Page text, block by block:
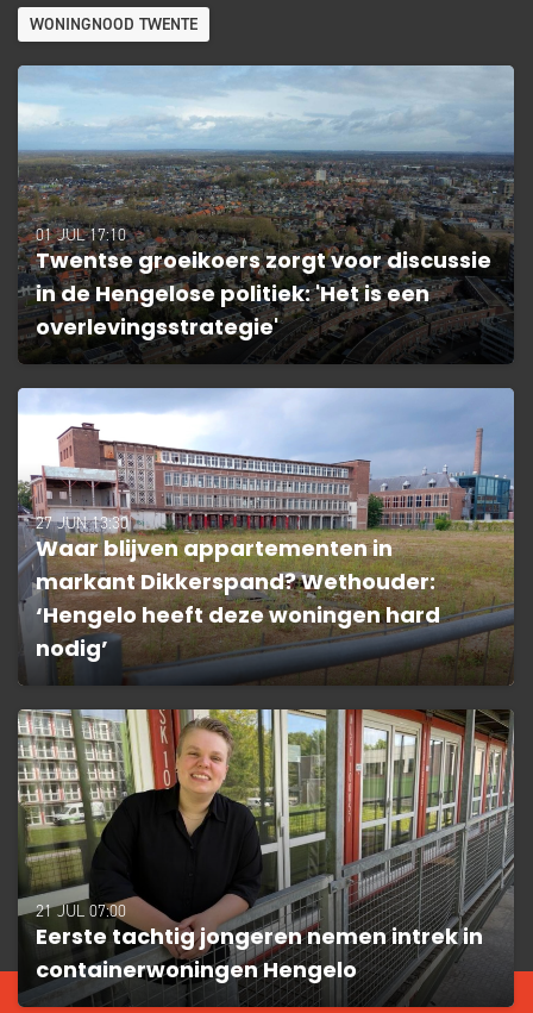
WONINGNOOD TWENTE
01 JUL 17:10
Twentse groeikoers zorgt voor discussie
in de Hengelose politiek: 'Het is een
overlevingsstrategie'
27 JUN 13:30
Waar blijven appartementen in
markant Dikkerspand? Wethouder:
‘Hengelo heeft deze woningen hard
nodig’
21 JUL 07:00
Eerste tachtig jongeren nemen intrek in
containerwoningen Hengelo